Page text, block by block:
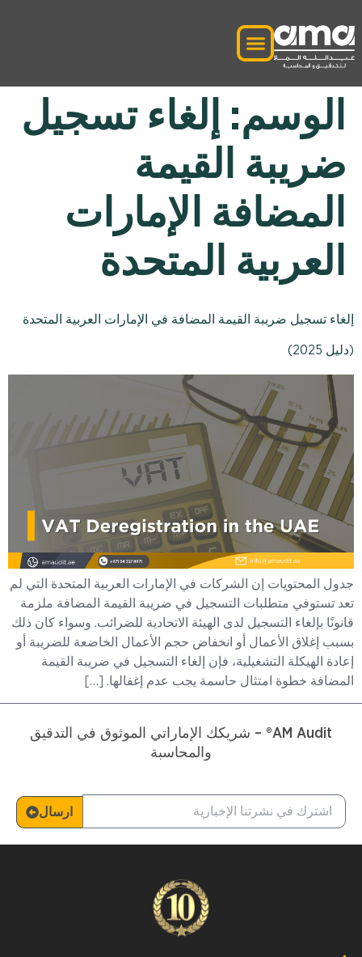
الوسم: إلغاء تسجيل
ضريبة القيمة
المضافة الإمارات
العربية المتحدة
إلغاء تسجيل ضريبة القيمة المضافة في الإمارات العربية المتحدة
(دليل 2025)
جدول المحتويات إن الشركات في الإمارات العربية المتحدة التي لم
تعد تستوفي متطلبات التسجيل في ضريبة القيمة المضافة ملزمة
قانونًا بإلغاء التسجيل لدى الهيئة الاتحادية للضرائب. وسواء كان ذلك
بسبب إغلاق الأعمال أو انخفاض حجم الأعمال الخاضعة للضريبة أو
إعادة الهيكلة التشغيلية، فإن إلغاء التسجيل في ضريبة القيمة
المضافة خطوة امتثال حاسمة يجب عدم إغفالها. […]
AM Audit® – شريكك الإماراتي الموثوق في التدقيق
والمحاسبة
ارسال